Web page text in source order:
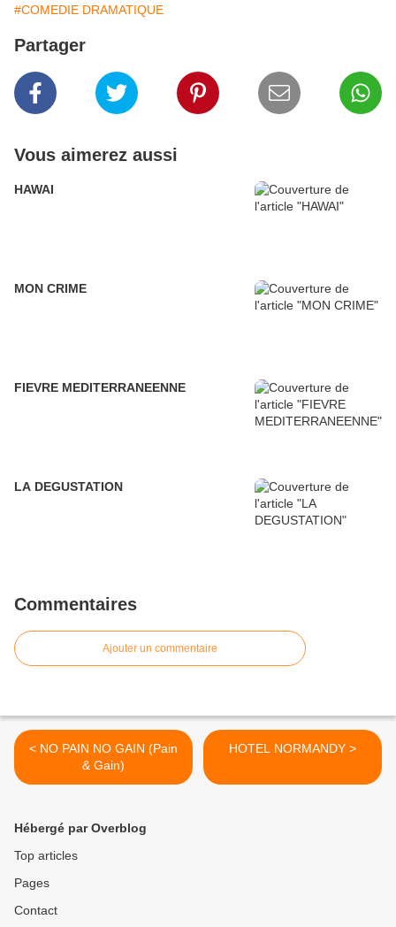
#COMEDIE DRAMATIQUE
Partager
Vous aimerez aussi
HAWAI
MON CRIME
FIEVRE MEDITERRANEENNE
LA DEGUSTATION
Commentaires
Ajouter un commentaire
< NO PAIN NO GAIN (Pain
& Gain)
HOTEL NORMANDY >
Hébergé par Overblog
Top articles
Pages
Contact